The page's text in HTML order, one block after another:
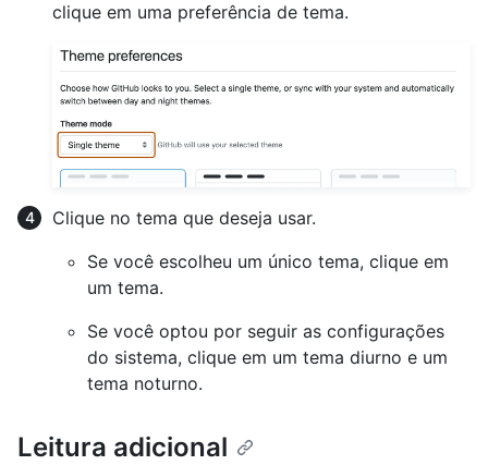
clique em uma preferência de tema.
Clique no tema que deseja usar.
Se você escolheu um único tema, clique em
um tema.
Se você optou por seguir as configurações
do sistema, clique em um tema diurno e um
tema noturno.
Leitura adicional